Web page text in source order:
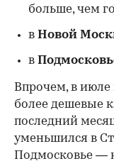
больше, чем
в Новой
в
Впрочем, в июле
более дешевые
последний
уменьшился в
Подмосковье —